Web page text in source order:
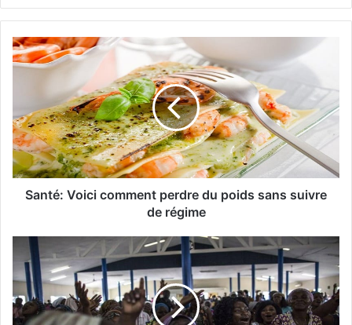
Santé: Voici comment perdre du poids sans suivre
de régime